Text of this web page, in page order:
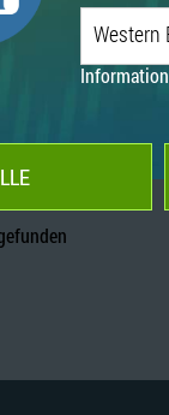
Western